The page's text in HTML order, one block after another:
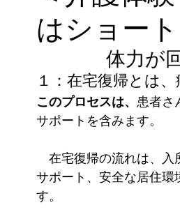
在宅介護 職場環境 超高齢
在宅介護サービス（居宅介護サービ
はショー
体力が
１： 在宅復帰とは
このプロセスは、 患者さ
サポートを含みます。
在宅復帰の流れは、入
サポート、安全な居住環
す。